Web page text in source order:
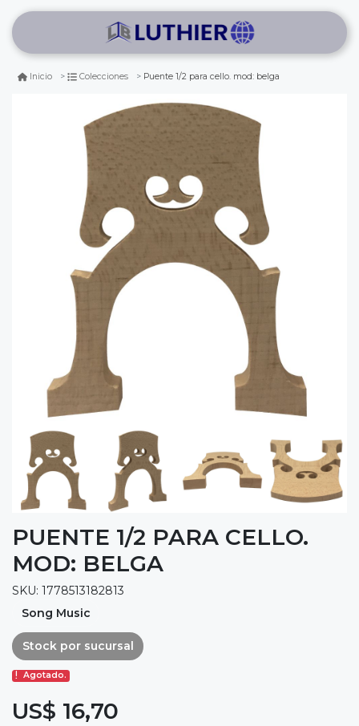
Inicio Colecciones Puente 1/2 para cello. mod: belga
PUENTE 1/2 PARA CELLO.
MOD: BELGA
SKU: 1778513182813
Song Music
Stock por sucursal
Agotado.
US$ 16,70